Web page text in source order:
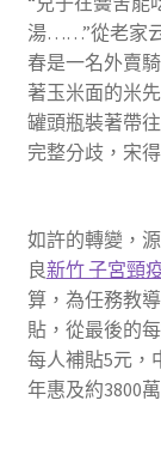
湯……”從老家
春是一名外賣
著玉米面的米
罐頭瓶裝著帶
完整分歧，宋
如許的轉變，
良新竹 子宮頸
算，為任務教
貼，從最後的
每人補貼5元，
年惠及約3800